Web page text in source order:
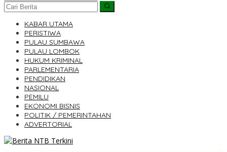
KABAR UTAMA
PERISTIWA
PULAU SUMBAWA
PULAU LOMBOK
HUKUM KRIMINAL
PARLEMENTARIA
PENDIDIKAN
NASIONAL
PEMILU
EKONOMI BISNIS
POLITIK / PEMERINTAHAN
ADVERTORIAL